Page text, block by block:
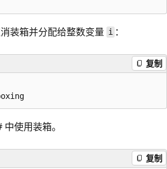
装箱并分配给整数变量 i：
复制
使用装箱。
复制